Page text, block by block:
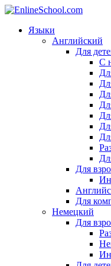
Языки
Английский
Для
С
Для
Для
Немецкий
Для